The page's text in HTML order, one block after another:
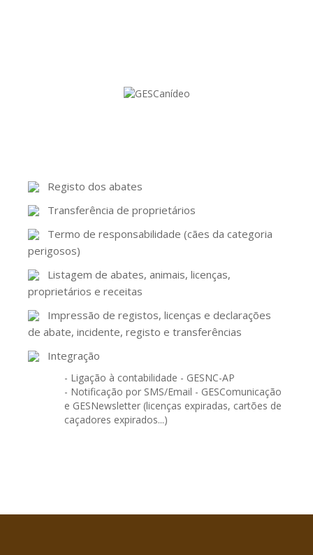
Registo dos abates
Transferência de proprietários
Termo de responsabilidade (cães da categoria
perigosos)
Listagem de abates, animais, licenças,
proprietários e receitas
Impressão de registos, licenças e declarações
de abate, incidente, registo e transferências
Integração
- Ligação à contabilidade - GESNC-AP
- Notificação por SMS/Email - GESComunicação
e GESNewsletter (licenças expiradas, cartões de
caçadores expirados...)